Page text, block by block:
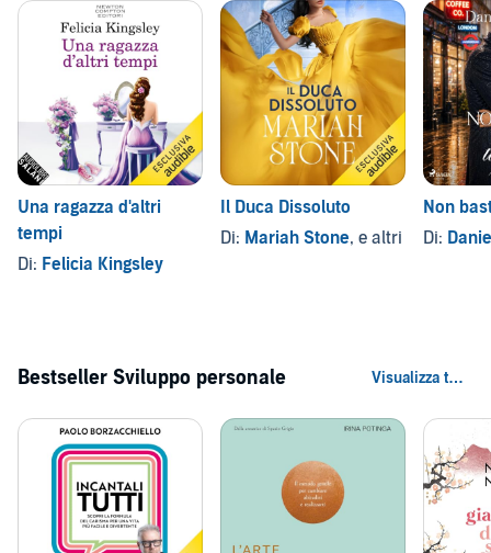
Una ragazza d'altri
tempi
Di: Felicia Kingsley
Il Duca Dissoluto
Di: Mariah Stone, e altri
Non
Di:
Bestseller Sviluppo personale